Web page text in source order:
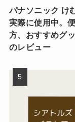
パナソニック け
実際に使用中。
方、おすすめグ
のレビュー